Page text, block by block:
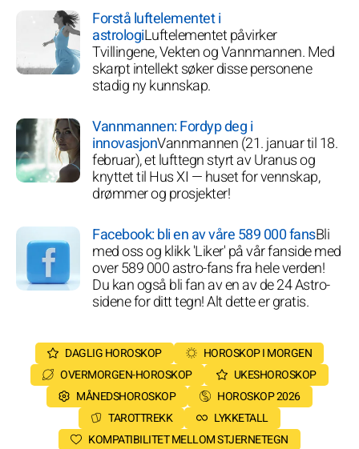
Forstå luftelementet i
astrologiLuftelementet påvirker
Tvillingene, Vekten og Vannmannen. Med
skarpt intellekt søker disse personene
stadig ny kunnskap.
Vannmannen: Fordyp deg i
innovasjonVannmannen (21. januar til 18.
februar), et lufttegn styrt av Uranus og
knyttet til Hus XI — huset for vennskap,
drømmer og prosjekter!
Facebook: bli en av våre 589 000 fansBli
med oss og klikk 'Liker' på vår fanside med
over 589 000 astro-fans fra hele verden!
Du kan også bli fan av en av de 24 Astro-
sidene for ditt tegn! Alt dette er gratis.
DAGLIG HOROSKOP
HOROSKOP I MORGEN
OVERMORGEN-HOROSKOP
UKESHOROSKOP
MÅNEDSHOROSKOP
HOROSKOP 2026
TAROTTREKK
LYKKETALL
KOMPATIBILITET MELLOM STJERNETEGN